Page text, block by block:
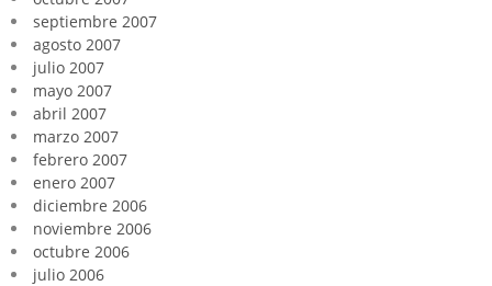
septiembre 2007
agosto 2007
julio 2007
mayo 2007
abril 2007
marzo 2007
febrero 2007
enero 2007
diciembre 2006
noviembre 2006
octubre 2006
julio 2006